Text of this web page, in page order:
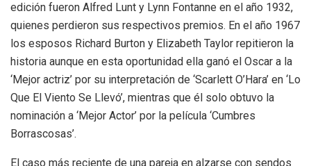
edición fueron Alfred Lunt y Lynn Fontanne en el año 1932,
quienes perdieron sus respectivos premios. En el año 1967
los esposos Richard Burton y Elizabeth Taylor repitieron la
historia aunque en esta oportunidad ella ganó el Oscar a la
‘Mejor actriz’ por su interpretación de ‘Scarlett O’Hara’ en ‘Lo
Que El Viento Se Llevó’, mientras que él solo obtuvo la
nominación a ‘Mejor Actor’ por la película ‘Cumbres
Borrascosas’.
El caso más reciente de una pareja en alzarse con sendos